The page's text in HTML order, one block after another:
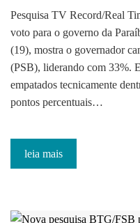
Pesquisa TV Record/Real
voto para o governo da
(19), mostra o governador
(PSB), liderando com 33%.
empatados tecnicamente
pontos percentuais…
leia mais